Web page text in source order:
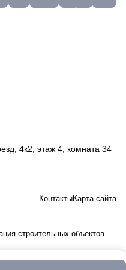
МК
П-1,5-
07-
4к2, этаж 4, комната 34
КонтактыКарта сайта
строительных объектов